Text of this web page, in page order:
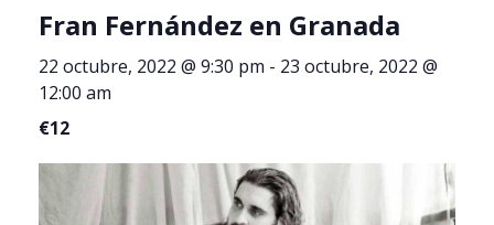
Fran Fernández en Granada
22 octubre, 2022 @ 9:30 pm - 23 octubre, 2022 @
12:00 am
€12